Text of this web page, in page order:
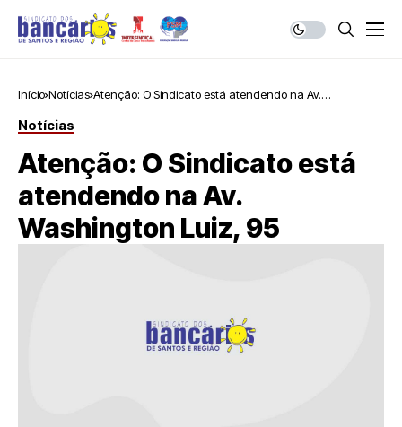
Início Notícias Atenção: O Sindicato está atendendo na Av.
Notícias
Atenção: O Sindicato está
atendendo na Av.
Washington Luiz, 95